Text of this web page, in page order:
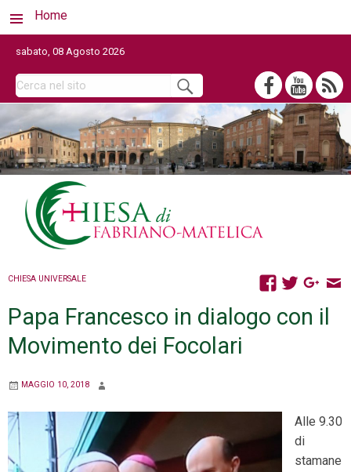
Home
sabato, 08 Agosto 2026
CHIESA UNIVERSALE
Papa Francesco in dialogo con il
Movimento dei Focolari
MAGGIO 10, 2018
Alle 9.30
di
stamane